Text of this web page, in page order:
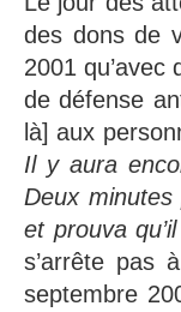
des dons de
2001
de défense
là] aux
Il y aura
Deux
et prouva
s’arrête pas
septembre